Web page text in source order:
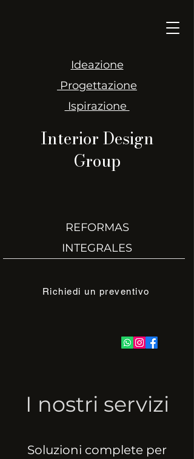
Ideazione
Progettazione
Ispirazione
Richiedi un preventivo
Interior Design
Group
REFORMAS
INTEGRALES
I nostri servizi
Soluzioni complete per